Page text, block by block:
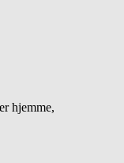
hjemme,